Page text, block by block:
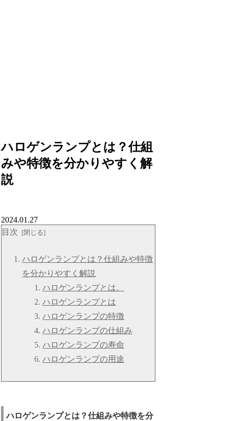
ハロゲンランプとは？仕組
みや特徴を分かりやすく解
説
2024.01.27
目次
ハロゲンランプとは？仕組みや特徴
を分かりやすく解説
ハロゲンランプとは。
ハロゲンランプとは
ハロゲンランプの特徴
ハロゲンランプの仕組み
ハロゲンランプの寿命
ハロゲンランプの用途
ハロゲンランプとは？仕組みや特徴を分